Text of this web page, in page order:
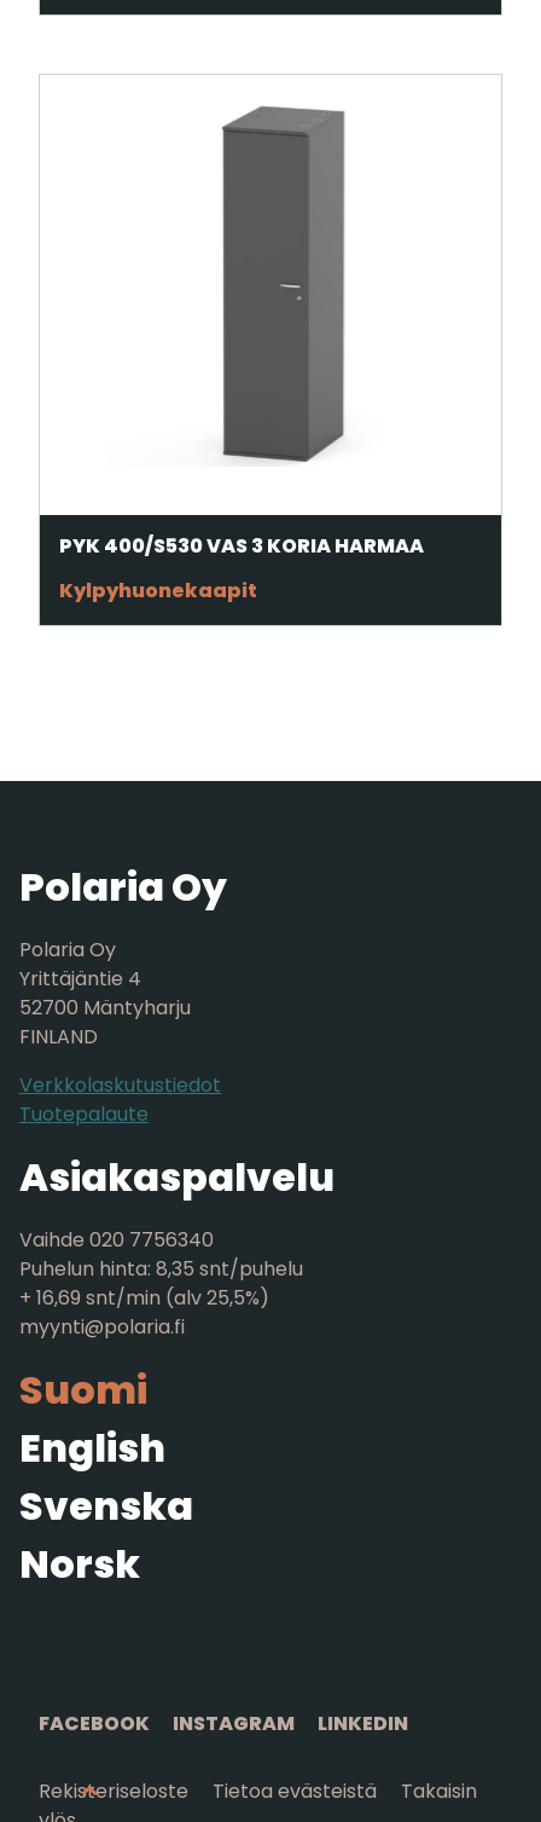
PYK 400/S530 VAS 3 KORIA HARMAA
Kylpyhuonekaapit
Polaria Oy
Polaria Oy
Yrittäjäntie 4
52700 Mäntyharju
FINLAND
Verkkolaskutustiedot
Tuotepalaute
Asiakaspalvelu
Vaihde 020 7756340
Puhelun hinta: 8,35 snt/puhelu
+ 16,69 snt/min (alv 25,5%)
myynti@polaria.fi
Suomi
English
Svenska
Norsk
FACEBOOK INSTAGRAM LINKEDIN
Rekisteriseloste Tietoa evästeistä
Takaisin